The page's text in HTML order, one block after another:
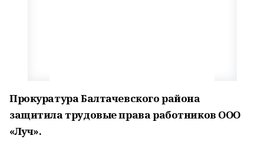
Прокуратура Балтачевского района
защитила трудовые права работников ООО
«Луч».